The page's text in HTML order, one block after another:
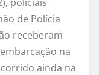
de Polícia
receberam
na
ainda na